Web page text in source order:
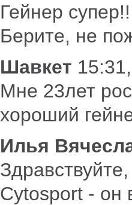
Гейнер
Берите, не
Шавкет
Мне 23лет
хороший
Илья
Cytosport - он